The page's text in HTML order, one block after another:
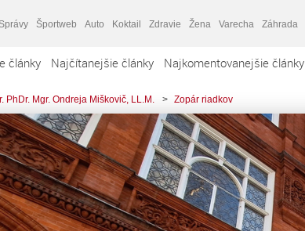
Správy Športweb Auto Koktail Zdravie Žena Varecha Záhrada
články Najčítanejšie články Najkomentovanejšie články
PhDr. Mgr. Ondreja Miškovič, LL.M. > Zopár riadkov